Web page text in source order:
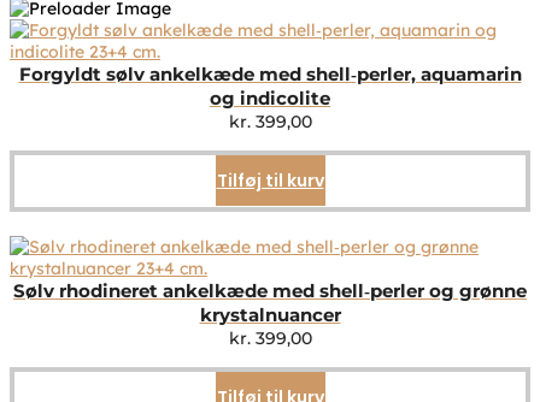
Forgyldt sølv ankelkæde med shell‑perler, aquamarin
og indicolite
kr.399,00
Tilføj til kurv
Sølv rhodineret ankelkæde med shell‑perler og grønne
krystalnuancer
kr.399,00
Tilføj til kurv